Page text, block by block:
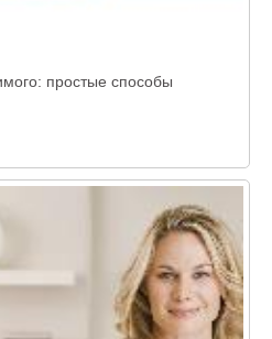
простые способы